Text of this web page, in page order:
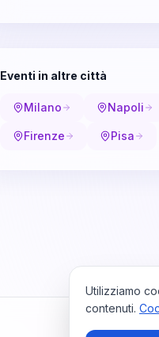
Eventi in altre città
Milano Napoli
Firenze Pisa
Utilizziamo
contenuti.